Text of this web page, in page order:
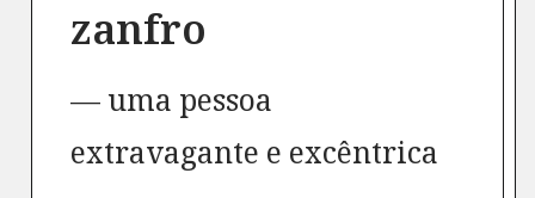
zanfro
uma pessoa
extravagante e excêntrica